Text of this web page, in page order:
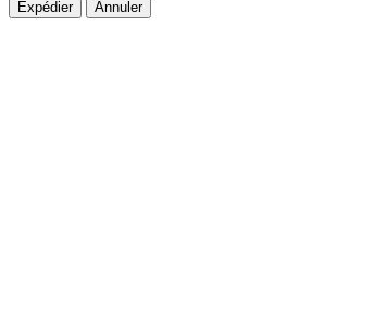
Expédier Annuler